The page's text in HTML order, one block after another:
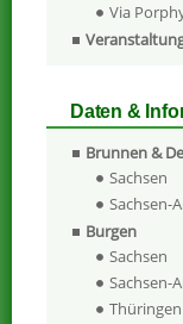
Via
Daten &
Brunnen &
Sachsen
Sachsen-
Burgen
Sachsen
Sachsen-
Thüringen